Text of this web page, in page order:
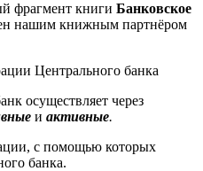
фрагмент книги Банковское
нашим книжным партнёром
Центрального банка
осуществляет через
и активные.
с помощью которых
банка.